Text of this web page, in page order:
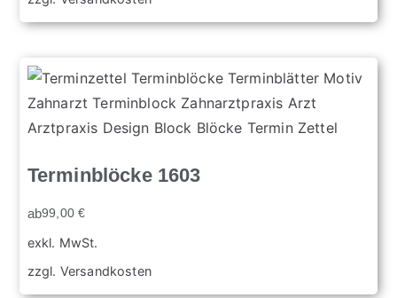
Terminblöcke 1603
ab99,00€
exkl. MwSt.
zzgl. Versandkosten